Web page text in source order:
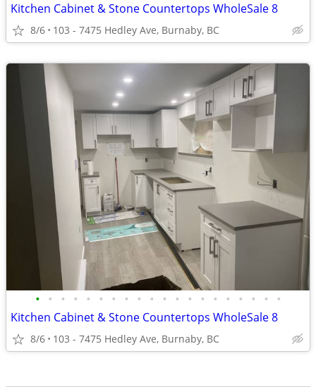
Kitchen Cabinet & Stone Countertops WholeSale 8
8/6 103 - 7475 Hedley Ave, Burnaby, BC
• • • • • • • • • • • • • • • • • • • •
Kitchen Cabinet & Stone Countertops WholeSale 8
8/6 103 - 7475 Hedley Ave, Burnaby, BC